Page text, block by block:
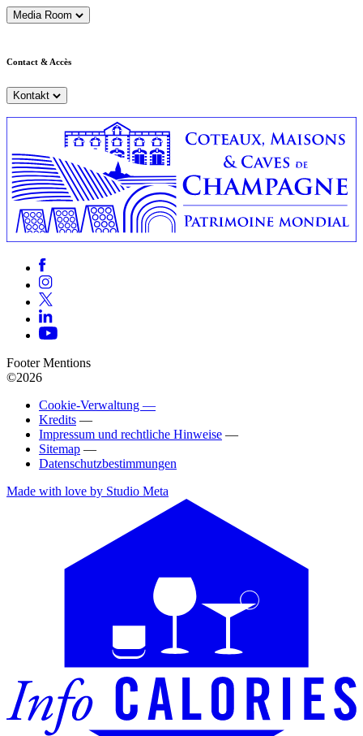
Media Room
Contact & Accès
Kontakt
Footer Mentions
©2026
Cookie-Verwaltung —
Kredits —
Impressum und rechtliche Hinweise —
Sitemap —
Datenschutzbestimmungen
Made with love by Studio Meta